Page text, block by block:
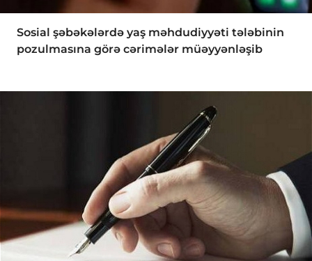
Sosial şəbəkələrdə yaş məhdudiyyəti tələbinin
pozulmasına görə cərimələr müəyyənləşib